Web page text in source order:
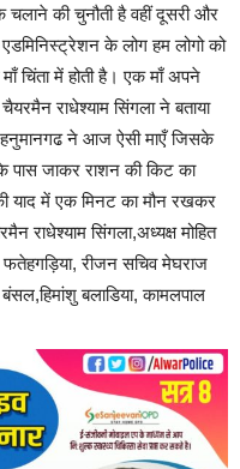
की चुनौती है वहीं दूसरी और
एडमिनिस्ट्रेशन के लोग हम लोगो को
चिंता में होती है। एक माँ अपने
राधेश्याम सिंगला ने बताया
ने आज ऐसी माएँ जिसके
पास जाकर राशन की किट का
याद में एक मिनट का मौन रखकर
राधेश्याम सिंगला,अध्यक्ष मोहित
फतेहगड़िया, रीजन सचिव मेघराज
बलाडिया, कामलपाल